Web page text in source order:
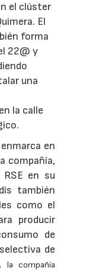
el clúster
El
forma
22@ y
una
la calle
en
compañía,
en su
también
como el
producir
de
de
la compañía